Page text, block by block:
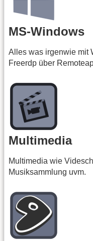
MS-Windows
Alles was irgenwie mit
Freerdp über
Multimedia
Multimedia wie
Musiksammlung uvm.